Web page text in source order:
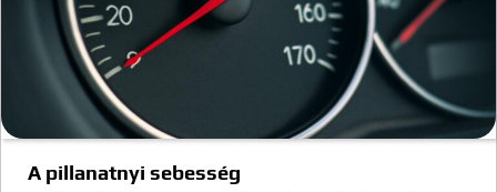
A pillanatnyi sebesség